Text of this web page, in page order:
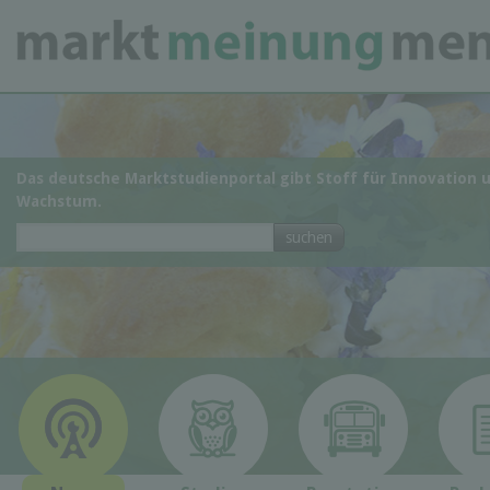
Das deutsche Marktstudienportal gibt Stoff für Innovation
Wachstum.